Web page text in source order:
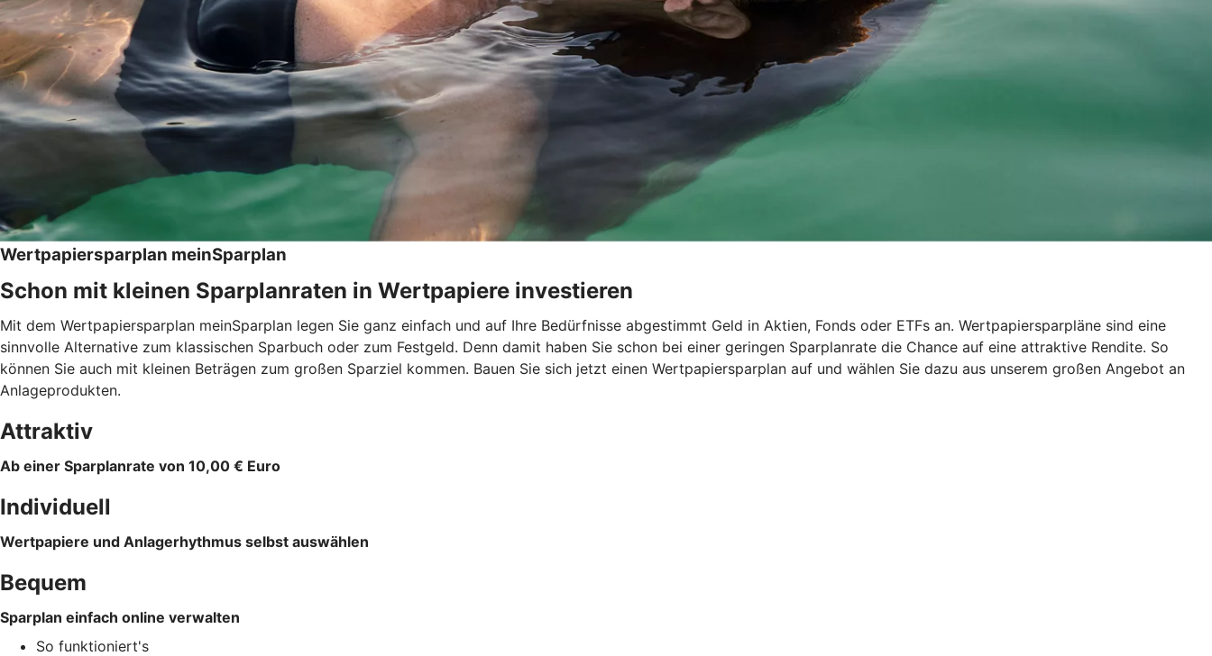
Wertpapiersparplan meinSparplan
Schon mit kleinen Sparplanraten in Wertpapiere investieren
Mit dem Wertpapiersparplan meinSparplan legen Sie ganz einfach und auf Ihre Bedürfnisse abgestimmt Geld in Aktien, Fonds oder ETFs an. Wertpapiersparpläne sind eine
sinnvolle Alternative zum klassischen Sparbuch oder zum Festgeld. Denn damit haben Sie schon bei einer geringen Sparplanrate die Chance auf eine attraktive Rendite. So
können Sie auch mit kleinen Beträgen zum großen Sparziel kommen. Bauen Sie sich jetzt einen Wertpapiersparplan auf und wählen Sie dazu aus unserem großen Angebot an
Anlageprodukten.
Attraktiv
Ab einer Sparplanrate von 10,00 € Euro
Individuell
Wertpapiere und Anlagerhythmus selbst auswählen
Bequem
Sparplan einfach online verwalten
So funktioniert's